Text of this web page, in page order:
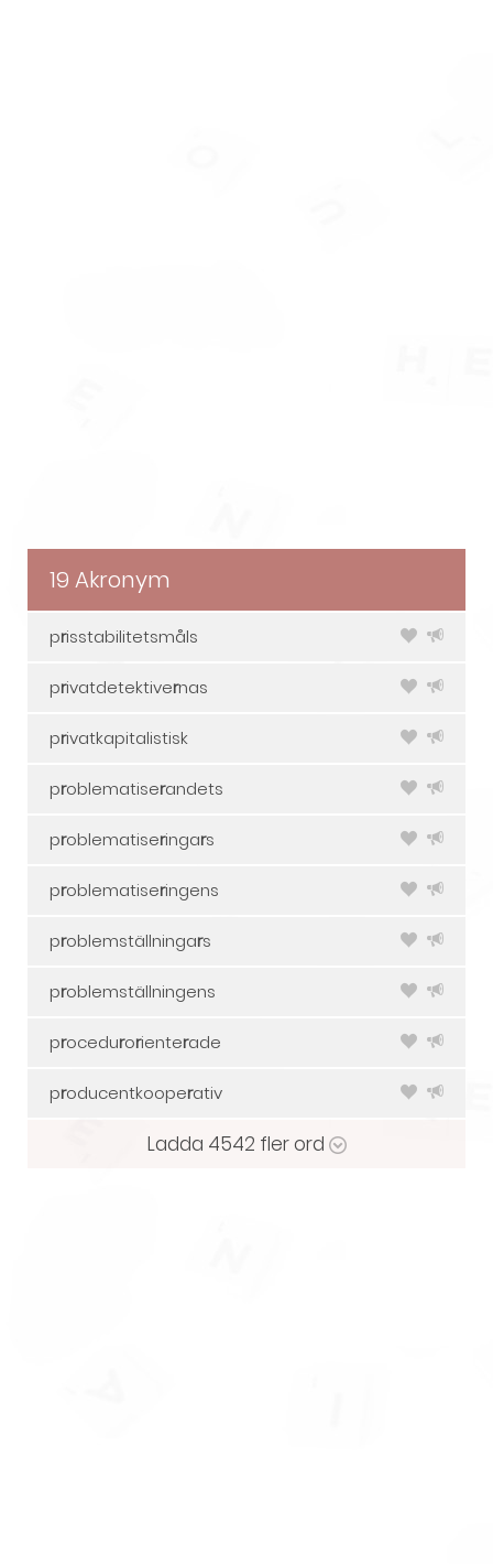
19 Akronym
prisstabilitetsmåls
privatdetektivernas
privatkapitalistisk
problematiserandets
problematiseringars
problematiseringens
problemställningars
problemställningens
procedurorienterade
producentkooperativ
Ladda 4542 fler ord